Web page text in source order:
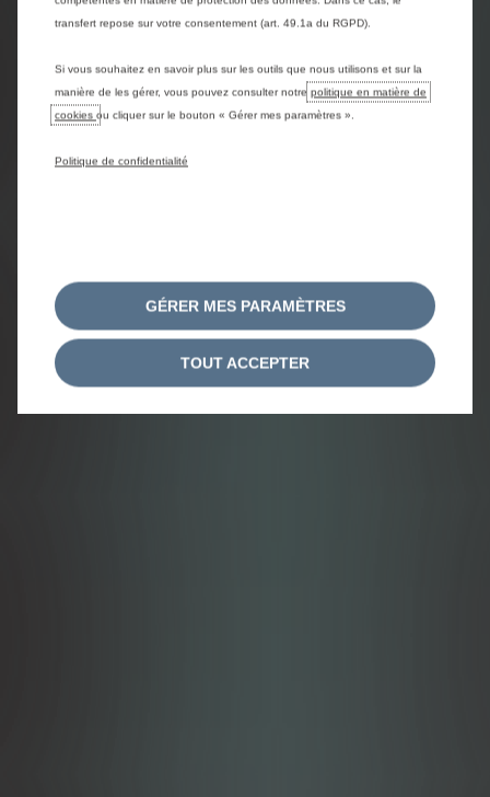
transfert repose sur votre consentement (art. 49.1a du RGPD).
Si vous souhaitez en savoir plus sur les outils que nous utilisons et sur la
manière de les gérer, vous pouvez consulter notre politique en matière de
cookies ou cliquer sur le bouton « Gérer mes paramètres ».
Politique de confidentialité
GÉRER MES PARAMÈTRES
TOUT ACCEPTER